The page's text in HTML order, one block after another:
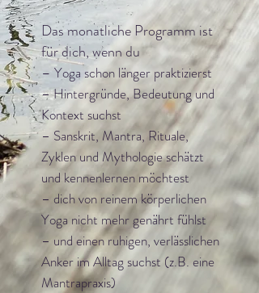
Das monatliche Programm ist
für dich, wenn du
–Yoga schon länger praktizierst
– Hintergründe, Bedeutung und
Kontext suchst
– Sanskrit, Mantra, Rituale,
Zyklen und Mythologie schätzt
und kennenlernen möchtest
– dich von reinem körperlichen
Yoga nicht mehr genährt fühlst
– und einen ruhigen, verlässlichen
Anker im Alltag suchst (z.B. eine
Mantrapraxis)